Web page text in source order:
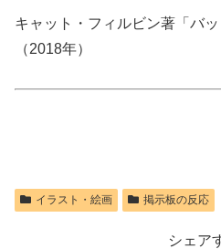
キャット・フィルビン著「バ
（2018年）
イラスト・絵画 掲示板の反応
シェア